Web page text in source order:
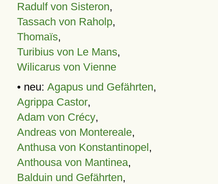
Radulf von Sisteron,
Tassach von Raholp,
Thomaïs,
Turibius von Le Mans,
Wilicarus von Vienne
• neu: Agapus und Gefährten,
Agrippa Castor,
Adam von Crécy,
Andreas von Montereale,
Anthusa von Konstantinopel,
Anthousa von Mantinea,
Balduin und Gefährten,